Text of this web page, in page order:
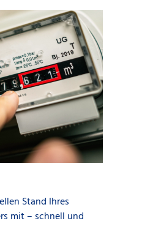
Stand Ihres
mit – schnell und